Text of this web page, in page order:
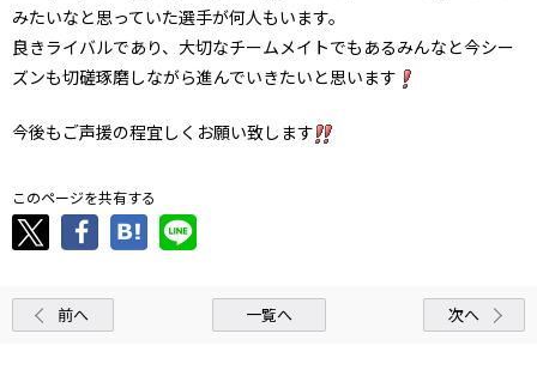
みたいなと思っていた選手が何人もいます。
良きライバルであり、大切なチームメイトでもあるみんなと今シー
ズンも切磋琢磨しながら進んでいきたいと思います
今後もご声援の程宜しくお願い致します
このページを共有する
前へ 一覧へ 次へ